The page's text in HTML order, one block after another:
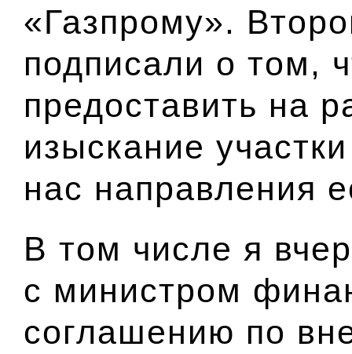
«Газпрому».
подписали о том,
предоставить на
изыскание
нас направления
В том числе я
с министром
соглашению по